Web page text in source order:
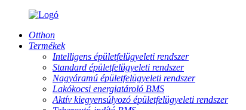
Otthon
Termékek
Intelligens épületfelügyeleti rendszer
Standard épületfelügyeleti rendszer
Nagyáramú épületfelügyeleti rendszer
Lakókocsi energiatároló BMS
Aktív kiegyensúlyozó épületfelügyeleti rendszer